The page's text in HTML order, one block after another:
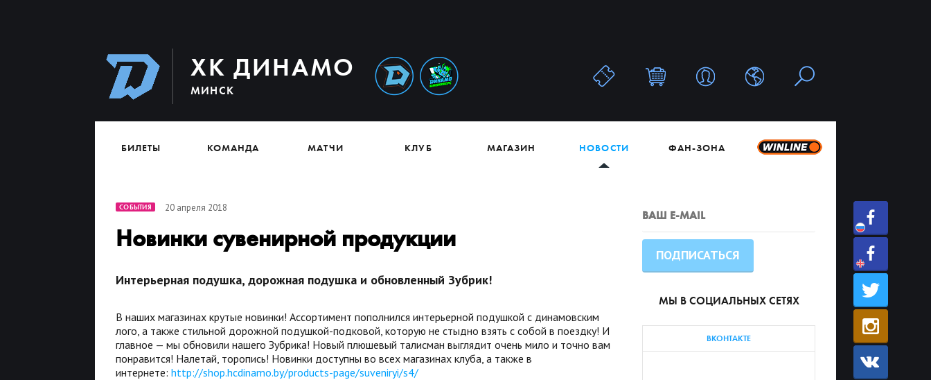
ХК ДИНАМО
МИНСК
БИЛЕТЫ КОМАНДА МАТЧИ КЛУБ МАГАЗИН НОВОСТИ ФАН-ЗОНА
МЫ В СОЦИАЛЬНЫХ СЕТЯХ
ВКОНТАКТЕ
СОБЫТИЯ 20 апреля 2018
Новинки сувенирной продукции
Интерьерная подушка, дорожная подушка и обновленный Зубрик!
В наших магазинах крутые новинки! Ассортимент пополнился интерьерной подушкой с динамовским
лого, а также стильной дорожной подушкой-подковой, которую не стыдно взять с собой в поездку! И
главное — мы обновили нашего Зубрика! Новый плюшевый талисман выглядит очень мило и точно вам
понравится! Налетай, торопись! Новинки доступны во всех магазинах клуба, а также в
интернете: http://shop.hcdinamo.by/products-page/suveniryi/s4/